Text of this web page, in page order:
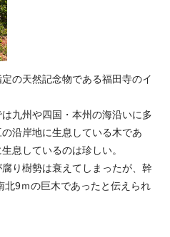
の天然記念物である福田寺のイ
九州や四国・本州の海沿いに多
沿岸地に生息している木であ
息しているのは珍しい。
り樹勢は衰えてしまったが、幹
北9ｍの巨木であったと伝えられ